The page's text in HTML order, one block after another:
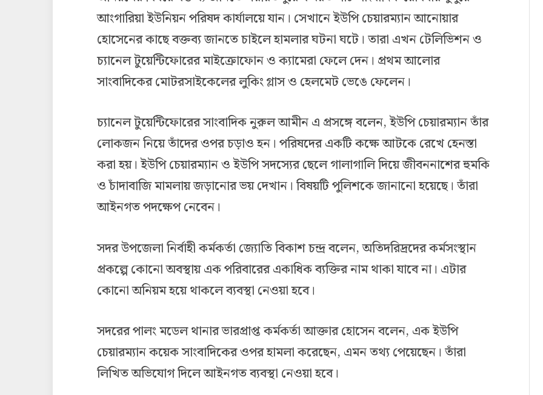
আংগারিয়া ইউনিয়ন পরিষদ কার্যালয়ে যান। সেখানে ইউপি চেয়ারম্যান আনোয়ার
হোসেনের কাছে বক্তব্য জানতে চাইলে হামলার ঘটনা ঘটে। তারা এখন টেলিভিশন ও
চ্যানেল টুয়েন্টিফোরের মাইক্রোফোন ও ক্যামেরা ফেলে দেন। প্রথম আলোর
সাংবাদিকের মোটরসাইকেলের লুকিং গ্লাস ও হেলমেট ভেঙে ফেলেন।
চ্যানেল টুয়েন্টিফোরের সাংবাদিক নুরুল আমীন এ প্রসঙ্গে বলেন, ইউপি চেয়ারম্যান তাঁর
লোকজন নিয়ে তাঁদের ওপর চড়াও হন। পরিষদের একটি কক্ষে আটকে রেখে হেনস্তা
করা হয়। ইউপি চেয়ারম্যান ও ইউপি সদস্যের ছেলে গালাগালি দিয়ে জীবননাশের হুমকি
ও চাঁদাবাজি মামলায় জড়ানোর ভয় দেখান। বিষয়টি পুলিশকে জানানো হয়েছে। তাঁরা
আইনগত পদক্ষেপ নেবেন।
সদর উপজেলা নির্বাহী কর্মকর্তা জ্যোতি বিকাশ চন্দ্র বলেন, অতিদরিদ্রদের কর্মসংস্থান
প্রকল্পে কোনো অবস্থায় এক পরিবারের একাধিক ব্যক্তির নাম থাকা যাবে না। এটার
কোনো অনিয়ম হয়ে থাকলে ব্যবস্থা নেওয়া হবে।
সদরের পালং মডেল থানার ভারপ্রাপ্ত কর্মকর্তা আক্তার হোসেন বলেন, এক ইউপি
চেয়ারম্যান কয়েক সাংবাদিকের ওপর হামলা করেছেন, এমন তথ্য পেয়েছেন। তাঁরা
লিখিত অভিযোগ দিলে আইনগত ব্যবস্থা নেওয়া হবে।